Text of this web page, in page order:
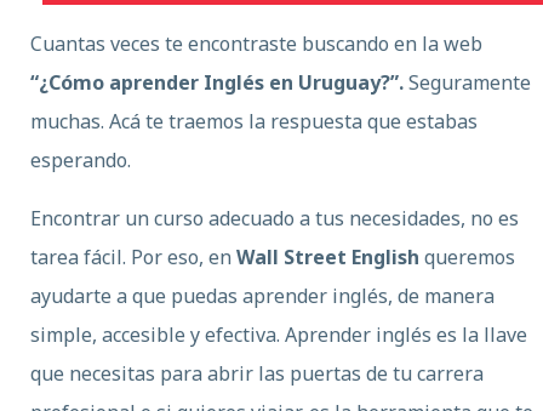
Cuantas veces te encontraste buscando en la web
“¿Cómo aprender Inglés en Uruguay?”.Seguramente
muchas. Acá te traemos la respuesta que estabas
esperando.
Encontrar un curso adecuado a tus necesidades, no es
tarea fácil. Por eso, en Wall Street English queremos
ayudarte a que puedas aprender inglés, de manera
simple, accesible y efectiva. Aprender inglés es la llave
que necesitas para abrir las puertas de tu carrera